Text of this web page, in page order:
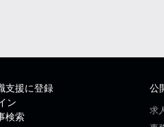
支援に登録
ン
検索
公
求